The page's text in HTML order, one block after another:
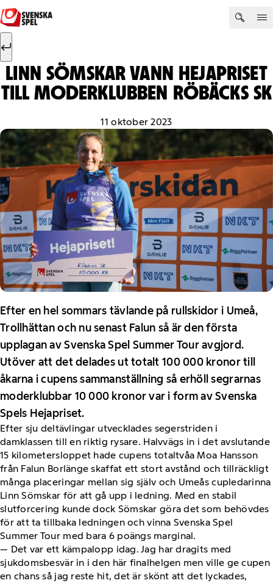
Hoppa till innehåll
Sök efter:
LINN SÖMSKAR VANN HEJAPRISET
TILL MODERKLUBBEN RÖBÄCKS SK
11 oktober 2023
Efter en hel sommars tävlande på rullskidor i Umeå,
Trollhättan och nu senast Falun så är den första
upplagan av Svenska Spel Summer Tour avgjord.
Utöver att det delades ut totalt 100 000 kronor till
åkarna i cupens sammanställning så erhöll segrarnas
moderklubbar 10 000 kronor var i form av Svenska
Spels Hejapriset.
Efter sju deltävlingar utvecklades segerstriden i
damklassen till en riktig rysare. Halvvägs in i det avslutande
15 kilometersloppet hade cupens totaltvåa Moa Hansson
från Falun Borlänge skaffat ett stort avstånd och tillräckligt
många placeringar mellan sig själv och Umeås cupledarinna
Linn Sömskar för att gå upp i ledning. Med en stabil
slutforcering kunde dock Sömskar göra det som behövdes
för att ta tillbaka ledningen och vinna Svenska Spel
Summer Tour med bara 6 poängs marginal.
— Det var ett kämpalopp idag. Jag har dragits med
sjukdomsbesvär in i den här finalhelgen men ville ge cupen
en chans så jag reste hit, det är skönt att det lyckades,